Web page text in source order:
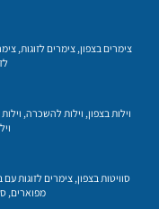
צימרים בצפון, צימרים לזוגות,
וילות בצפון, וילות להשכרה,
סוויטות בצפון,צימרים לזוגות
מפוארים,